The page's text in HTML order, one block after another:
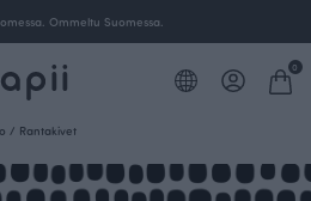
Ommeltu Suomessa.
0
/ Rantakivet